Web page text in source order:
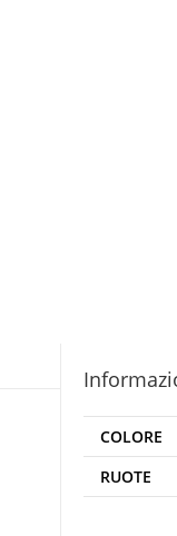
COLORE
RUOTE